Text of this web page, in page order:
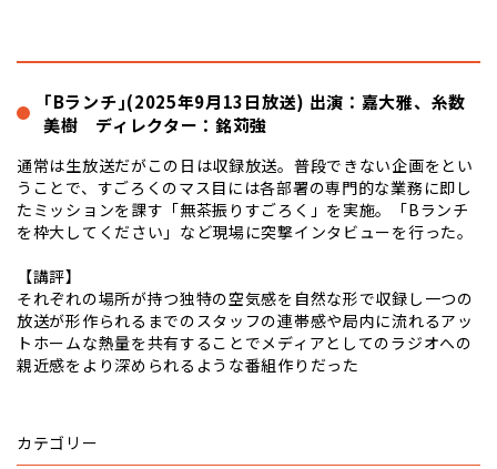
｢Bランチ｣(2025年9月13日放送) 出演：嘉大雅、糸数
美樹 ディレクター：銘苅強
通常は生放送だがこの日は収録放送。普段できない企画をとい
うことで、すごろくのマス目には各部署の専門的な業務に即し
たミッションを課す「無茶振りすごろく」を実施。「Bランチ
を枠大してください」など現場に突撃インタビューを行った。
【講評】
それぞれの場所が持つ独特の空気感を自然な形で収録し一つの
放送が形作られるまでのスタッフの連帯感や局内に流れるアッ
トホームな熱量を共有することでメディアとしてのラジオへの
親近感をより深められるような番組作りだった
カテゴリー